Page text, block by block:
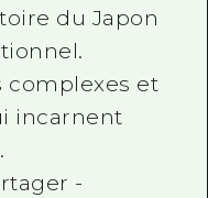
du Japon
complexes et
incarnent
-